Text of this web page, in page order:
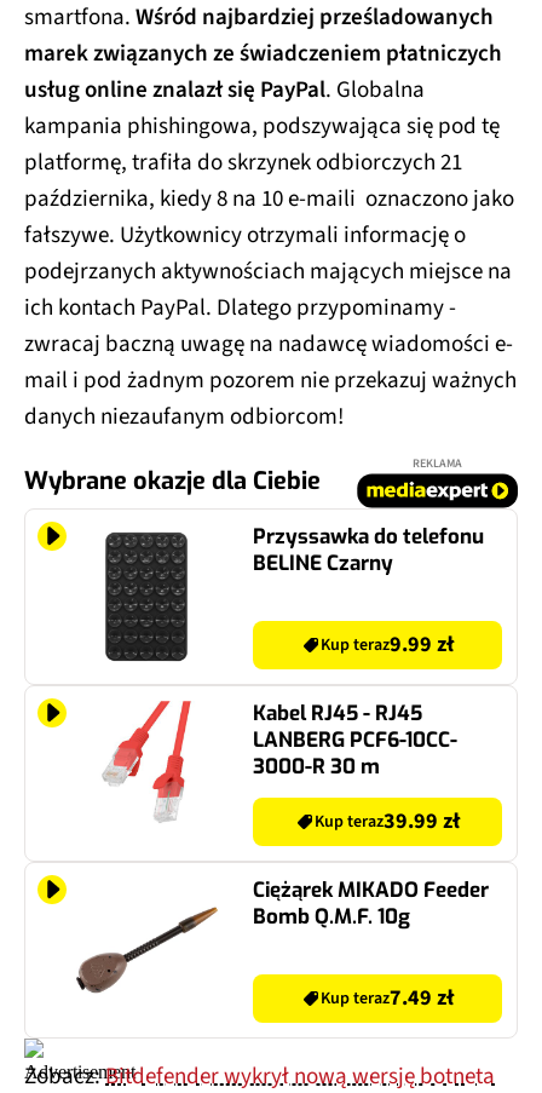
smartfona.Wśród najbardziej prześladowanych
marek związanych ze świadczeniem płatniczych
usług online znalazł się PayPal. Globalna
kampania phishingowa, podszywająca się pod tę
platformę, trafiła do skrzynek odbiorczych 21
października, kiedy 8 na 10 e-maili oznaczono jako
fałszywe. Użytkownicy otrzymali informację o
podejrzanych aktywnościach mających miejsce na
ich kontach PayPal. Dlatego przypominamy -
zwracaj baczną uwagę na nadawcę wiadomości e-
mail i pod żadnym pozorem nie przekazuj ważnych
danych niezaufanym odbiorcom!
Wybrane okazje dla Ciebie
REKLAMA
Przyssawka do telefonu
BELINE Czarny
Kup teraz9.99 zł
Kabel RJ45 - RJ45
LANBERG PCF6-10CC-
3000-R 30 m
Kup teraz39.99 zł
Ciężąrek MIKADO Feeder
Bomb Q.M.F. 10g
Kup teraz7.49 zł
Zobacz:Bitdefender wykrył nową wersję botneta